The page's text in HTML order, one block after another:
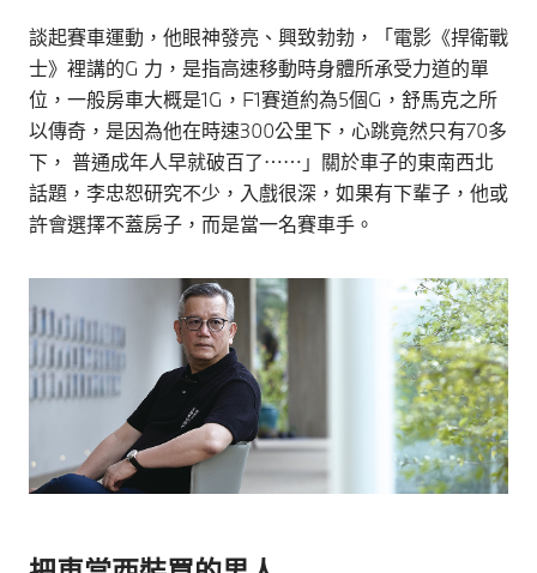
談起賽車運動，他眼神發亮、興致勃勃，「電影《捍衛戰
士》裡講的G 力，是指高速移動時身體所承受力道的單
位，一般房車大概是1G，F1賽道約為5個G，舒馬克之所
以傳奇，是因為他在時速300公里下，心跳竟然只有70多
下， 普通成年人早就破百了⋯⋯」關於車子的東南西北
話題，李忠恕研究不少，入戲很深，如果有下輩子，他或
許會選擇不蓋房子，而是當一名賽車手。